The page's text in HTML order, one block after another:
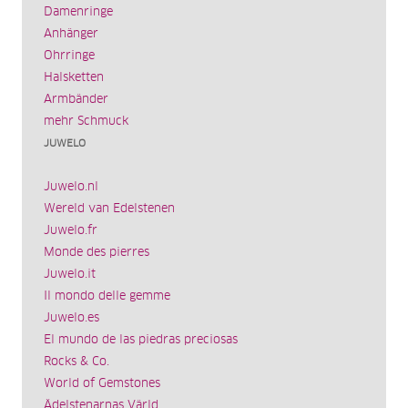
Damenringe
Anhänger
Ohrringe
Halsketten
Armbänder
mehr Schmuck
JUWELO
Juwelo.nl
Wereld van Edelstenen
Juwelo.fr
Monde des pierres
Juwelo.it
Il mondo delle gemme
Juwelo.es
El mundo de las piedras preciosas
Rocks & Co.
World of Gemstones